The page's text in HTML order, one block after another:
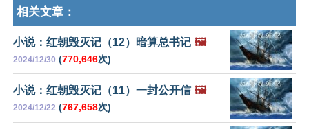
相关文章：
小说：红朝毁灭记（12）暗算总书记 🖼️
2024/12/30 (770,646次)
小说：红朝毁灭记（11）一封公开信 🖼️
2024/12/22 (767,658次)